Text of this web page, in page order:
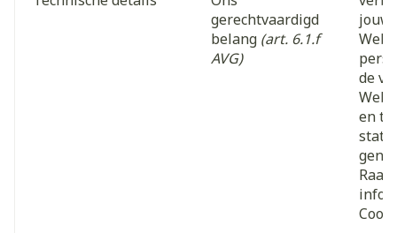
gerechtvaardigd
belang (art. 6.1.f
AVG)
jouw
de
en te